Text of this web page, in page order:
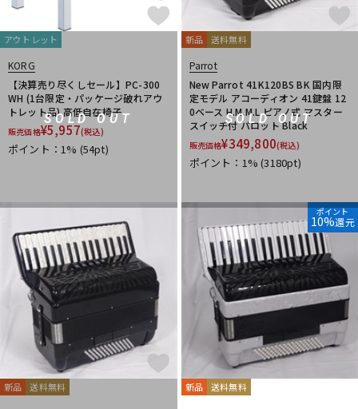
SOLD OUT
アウトレット
KORG
【決算売り尽くしセール】PC-300
WH (1台限定・パッケージ破れアウ
トレット品) 高低自在椅子
販売価格¥5,957(税込)
ポイント：1% (54pt)
SOLD OUT
新品 送料無料
Parrot
New Parrot 41K120BS BK 国内限
定モデル アコーディオン 41鍵盤 12
0ベース H.M.M.L ピアノ式 マスター
スイッチ付 パロット Black
販売価格¥349,800(税込)
ポイント：1%(3180pt)
新品 送料無料
ポイント
10%還元
新品 送料無料